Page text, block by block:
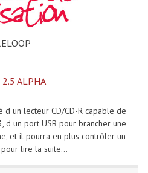
Et Mp3 (rack 19")
Minidisc
Numérique
Dvd Pour Dj
Cassettes
2.5 ALPHA
d un lecteur CD/CD-R capable de
d un port USB pour brancher une
et il pourra en plus contrôler un
lire la suite...